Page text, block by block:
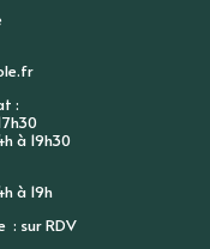
:
à 19h30
à 19h
: sur RDV